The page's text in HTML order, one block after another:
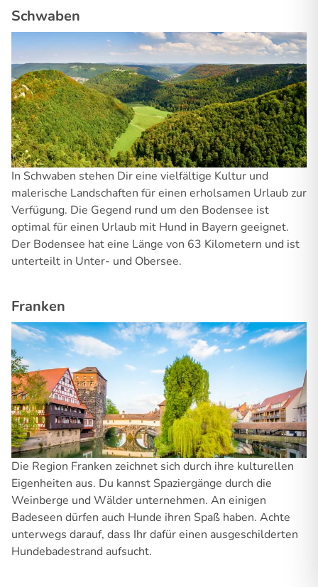
Schwaben
In Schwaben stehen Dir eine vielfältige Kultur und
malerische Landschaften für einen erholsamen Urlaub zur
Verfügung. Die Gegend rund um den Bodensee ist
optimal für einen Urlaub mit Hund in Bayern geeignet.
Der Bodensee hat eine Länge von 63 Kilometern und ist
unterteilt in Unter- und Obersee.
Franken
Die Region Franken zeichnet sich durch ihre kulturellen
Eigenheiten aus. Du kannst Spaziergänge durch die
Weinberge und Wälder unternehmen. An einigen
Badeseen dürfen auch Hunde ihren Spaß haben. Achte
unterwegs darauf, dass Ihr dafür einen ausgeschilderten
Hundebadestrand aufsucht.